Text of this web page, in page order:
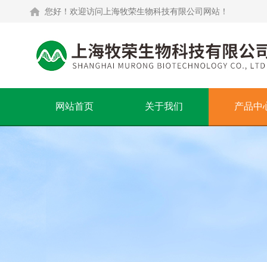
您好！欢迎访问上海牧荣生物科技有限公司网站！
网站首页 关于我们 产品中